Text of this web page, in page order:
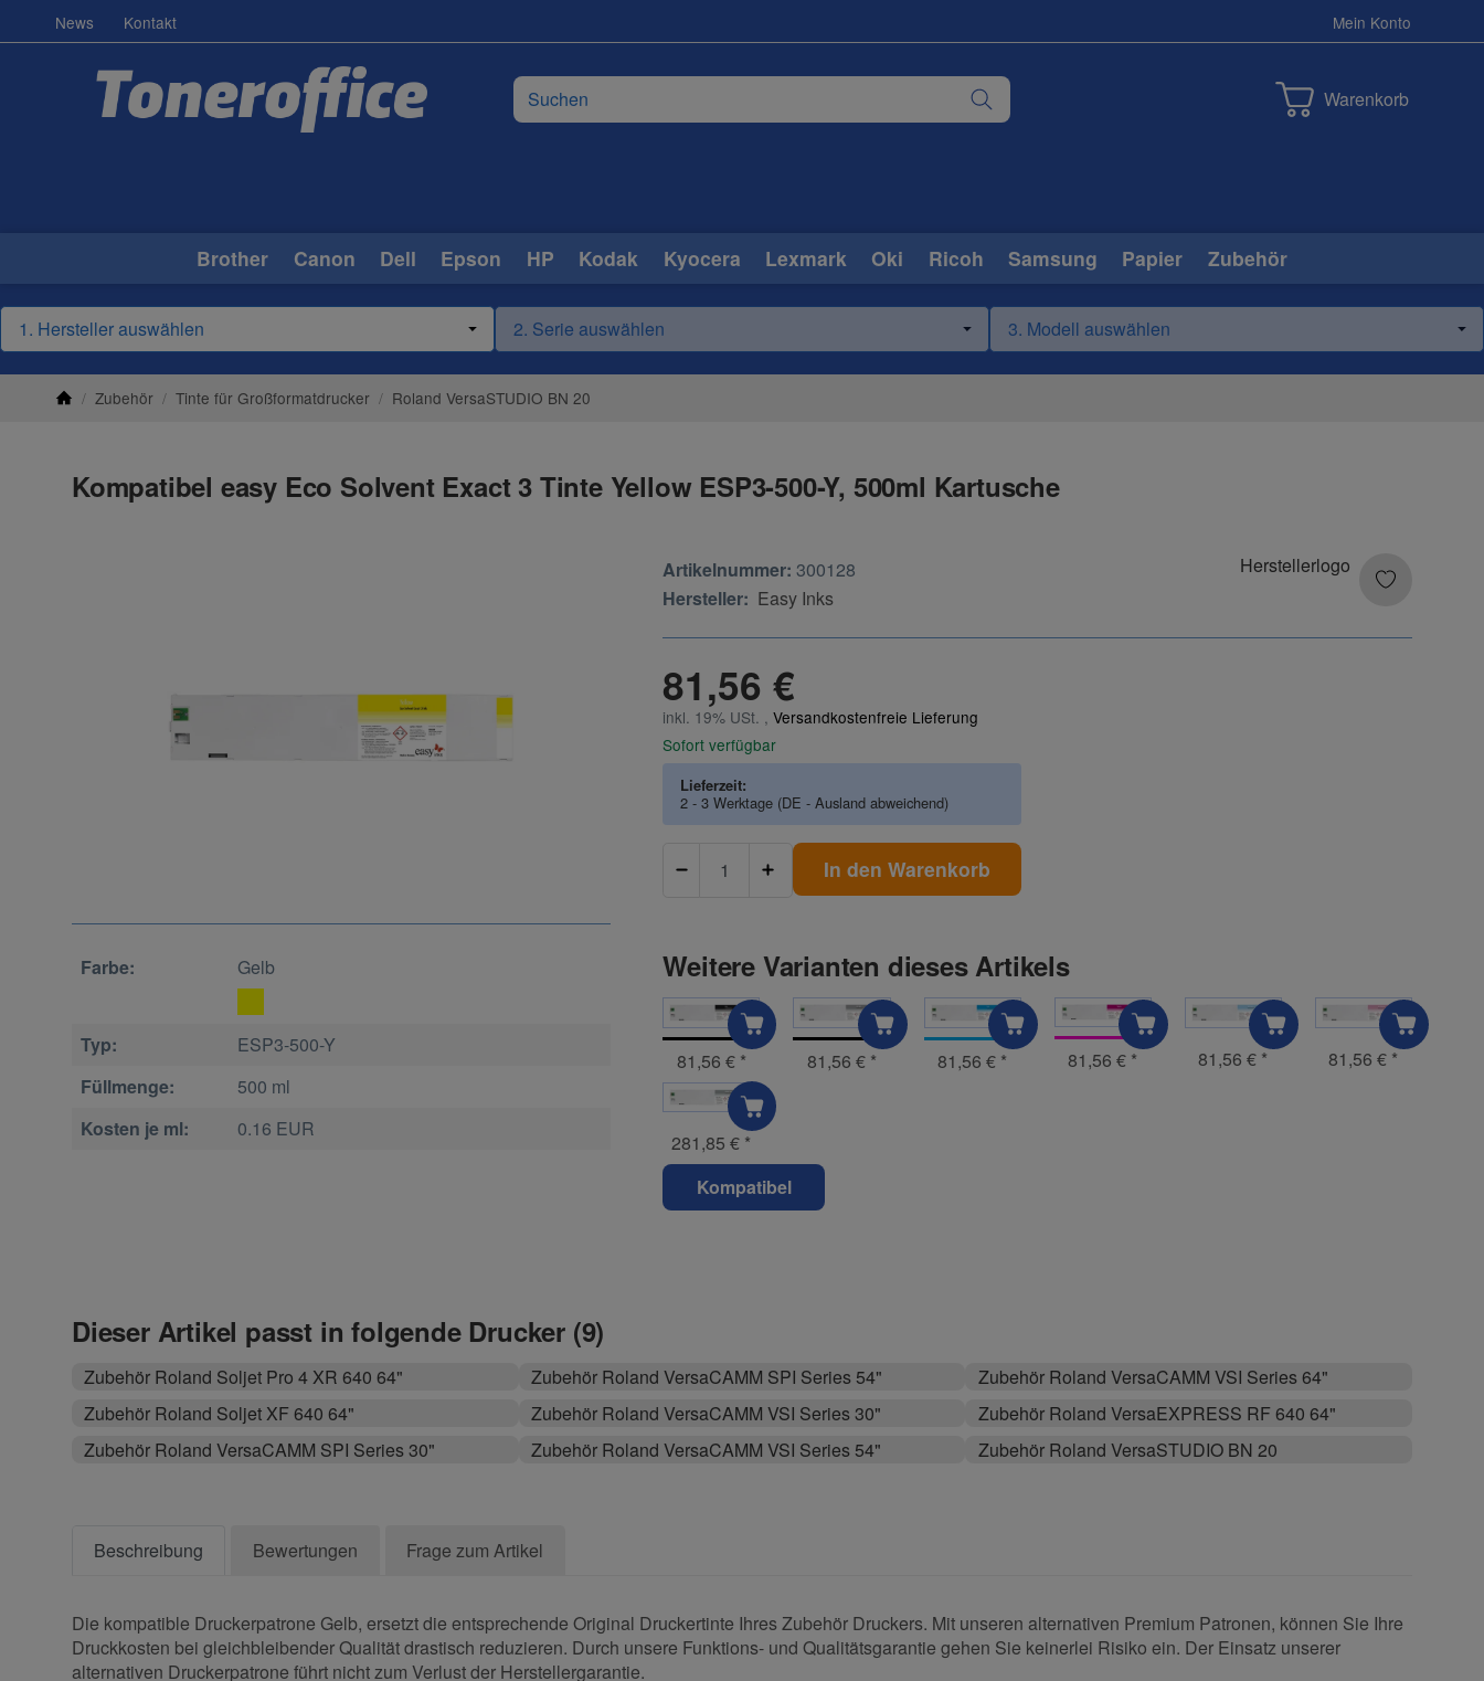
News Kontakt Mein Konto
Warenkorb
Brother Canon Dell Epson HP Kodak Kyocera Lexmark Oki Ricoh Samsung Papier Zubehör
/ Zubehör / Tinte für Großformatdrucker / Roland VersaSTUDIO BN 20
Kompatibel easy Eco Solvent Exact 3 Tinte Yellow ESP3-500-Y, 500ml Kartusche
Farbe: Gelb
Typ:
ESP3-500-Y
Füllmenge:
500 ml
Kosten je ml:
0.16 EUR
Artikelnummer: 300128
Hersteller: Easy Inks
81,56 €
inkl. 19% USt. ,Versandkostenfreie Lieferung
Sofort verfügbar
Lieferzeit:
2 - 3 Werktage (DE - Ausland abweichend)
In den Warenkorb
Weitere Varianten dieses Artikels
81,56 € * 81,56 € * 81,56 € * 81,56 € * 81,56 € * 81,56 € *
281,85 € *
Kompatibel
Dieser Artikel passt in folgende Drucker (9)
Zubehör Roland Soljet Pro 4 XR 640 64"
Zubehör Roland Soljet XF 640 64"
Zubehör Roland VersaCAMM SPI Series 30"
Zubehör Roland VersaCAMM SPI Series 54"
Zubehör Roland VersaCAMM VSI Series 30"
Zubehör Roland VersaCAMM VSI Series 54"
Zubehör Roland VersaCAMM VSI Series 64"
Zubehör Roland VersaEXPRESS RF 640 64"
Zubehör Roland VersaSTUDIO BN 20
Beschreibung Bewertungen Frage zum Artikel
Die kompatible Druckerpatrone Gelb, ersetzt die entsprechende Original Druckertinte Ihres Zubehör Druckers. Mit unseren alternativen Premium Patronen, können Sie Ihre
Druckkosten bei gleichbleibender Qualität drastisch reduzieren. Durch unsere Funktions- und Qualitätsgarantie gehen Sie keinerlei Risiko ein. Der Einsatz unserer
alternativen Druckerpatrone führt nicht zum Verlust der Herstellergarantie.